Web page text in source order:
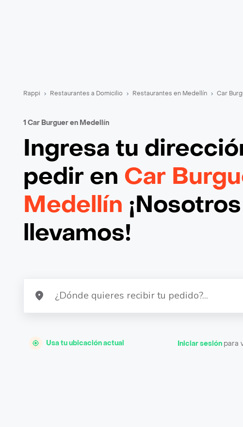
Rappi Restaurantes a Domicilio Restaurantes en Medellín Car
1 Car Burguer en Medellín
Ingresa tu
pedir en Car
Medellín
llevamos!
Usa tu ubicación actual Iniciar sesión para